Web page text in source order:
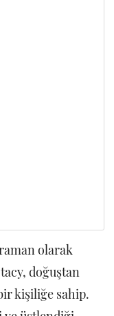
olarak
doğuştan
kişiliğe sahip.